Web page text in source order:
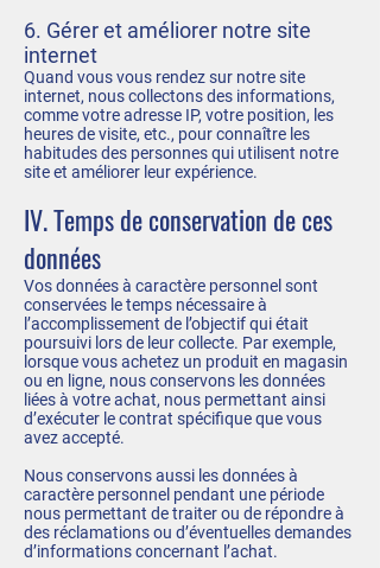
6. Gérer et améliorer notre site
internet
Quand vous vous rendez sur notre site
internet, nous collectons des informations,
comme votre adresse IP, votre position, les
heures de visite, etc., pour connaître les
habitudes des personnes qui utilisent notre
site et améliorer leur expérience.
IV. Temps de conservation de ces
données
Vos données à caractère personnel sont
conservées le temps nécessaire à
l’accomplissement de l’objectif qui était
poursuivi lors de leur collecte. Par exemple,
lorsque vous achetez un produit en magasin
ou en ligne, nous conservons les données
liées à votre achat, nous permettant ainsi
d’exécuter le contrat spécifique que vous
avez accepté.
Nous conservons aussi les données à
caractère personnel pendant une période
nous permettant de traiter ou de répondre à
des réclamations ou d’éventuelles demandes
d’informations concernant l’achat.